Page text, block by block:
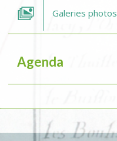
Galeries photos
Agenda